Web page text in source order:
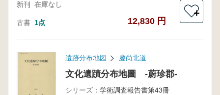
新刊 在庫なし
古書 1点 12,830 円
＋
遺跡分布地図 慶尚北道
文化遺蹟分布地圖 -蔚珍郡-
シリーズ： 学術調査報告書第43冊